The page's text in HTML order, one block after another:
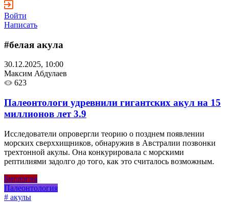
Войти
Написать
#белая акула
30.12.2025, 10:00
Максим Абдулаев
623
Палеонтологи удревнили гигантских акул на 15
миллионов лет3.9
Исследователи опровергли теорию о позднем появлении
морских сверххищников, обнаружив в Австралии позвонки
трехтонной акулы. Она конкурировала с морскими
рептилиями задолго до того, как это считалось возможным.
Биология
Палеонтология
# акулы